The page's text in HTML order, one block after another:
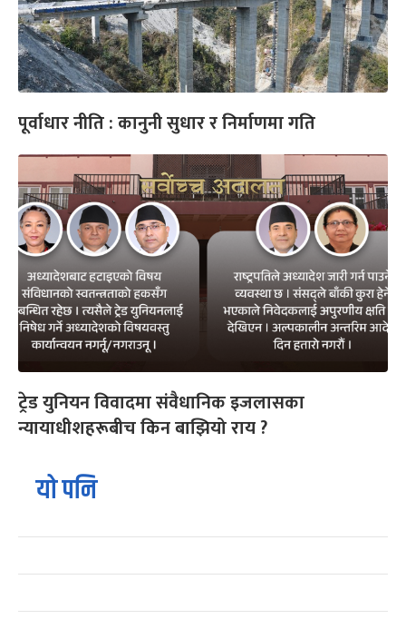
पूर्वाधार नीति : कानुनी सुधार र निर्माणमा गति
ट्रेड युनियन विवादमा संवैधानिक इजलासका
न्यायाधीशहरूबीच किन बाझियो राय ?
यो पनि